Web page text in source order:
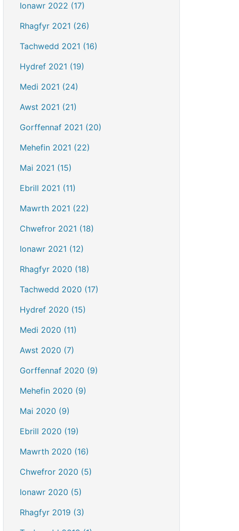
Ionawr 2022 (17)
Rhagfyr 2021 (26)
Tachwedd 2021 (16)
Hydref 2021 (19)
Medi 2021 (24)
Awst 2021 (21)
Gorffennaf 2021 (20)
Mehefin 2021 (22)
Mai 2021 (15)
Ebrill 2021 (11)
Mawrth 2021 (22)
Chwefror 2021 (18)
Ionawr 2021 (12)
Rhagfyr 2020 (18)
Tachwedd 2020 (17)
Hydref 2020 (15)
Medi 2020 (11)
Awst 2020 (7)
Gorffennaf 2020 (9)
Mehefin 2020 (9)
Mai 2020 (9)
Ebrill 2020 (19)
Mawrth 2020 (16)
Chwefror 2020 (5)
Ionawr 2020 (5)
Rhagfyr 2019 (3)